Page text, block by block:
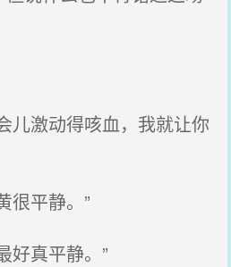
儿激动得咳血，我就让你
很平静。”
好真平静。”